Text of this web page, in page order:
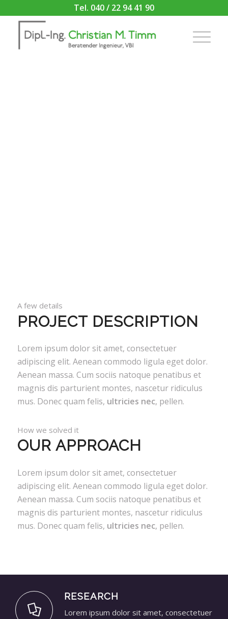
Tel. 040 / 22 94 41 90
A few details
PROJECT DESCRIPTION
Lorem ipsum dolor sit amet, consectetuer
adipiscing elit. Aenean commodo ligula eget dolor.
Aenean massa. Cum sociis natoque penatibus et
magnis dis parturient montes, nascetur ridiculus
mus. Donec quam felis, ultricies nec, pellen.
How we solved it
OUR APPROACH
Lorem ipsum dolor sit amet, consectetuer
adipiscing elit. Aenean commodo ligula eget dolor.
Aenean massa. Cum sociis natoque penatibus et
magnis dis parturient montes, nascetur ridiculus
mus. Donec quam felis, ultricies nec, pellen.
RESEARCH
Lorem ipsum dolor sit amet, consectetuer